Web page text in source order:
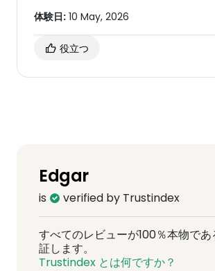
体験日: 10 May, 2026
役立つ
Edgar
is verified by Trustindex
すべてのレビューが100％本物で
証します。
Trustindex とは何ですか？